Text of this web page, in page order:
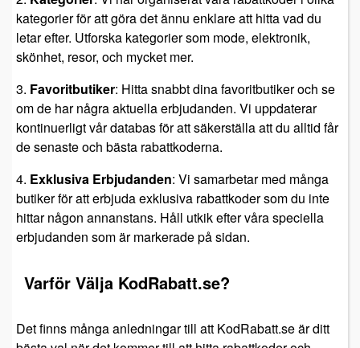
kategorier för att göra det ännu enklare att hitta vad du
letar efter. Utforska kategorier som mode, elektronik,
skönhet, resor, och mycket mer.
3. Favoritbutiker: Hitta snabbt dina favoritbutiker och se
om de har några aktuella erbjudanden. Vi uppdaterar
kontinuerligt vår databas för att säkerställa att du alltid får
de senaste och bästa rabattkoderna.
4. Exklusiva Erbjudanden: Vi samarbetar med många
butiker för att erbjuda exklusiva rabattkoder som du inte
hittar någon annanstans. Håll utkik efter våra speciella
erbjudanden som är markerade på sidan.
Varför Välja KodRabatt.se?
Det finns många anledningar till att KodRabatt.se är ditt